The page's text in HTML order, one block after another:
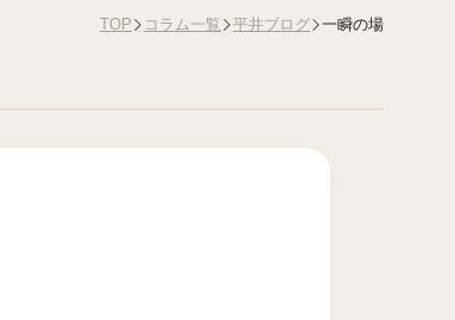
TOP コラム一覧 平井ブログ 一瞬の場